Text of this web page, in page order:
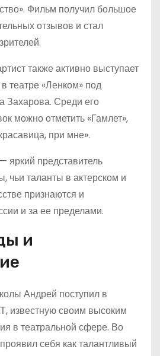
Фильм получил большое
отзывов и стал
также активно выступает
театре «Ленком» под
Захарова. Среди его
можно отметить «Гамлет»,
при мне».
— яркий представитель
чьи таланты в актерском и
признаются и
и за ее пределами.
и
Андрей поступил в
известную своим высоким
в театральной сфере. Во
себя как талантливый